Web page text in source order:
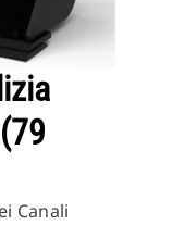
Canali